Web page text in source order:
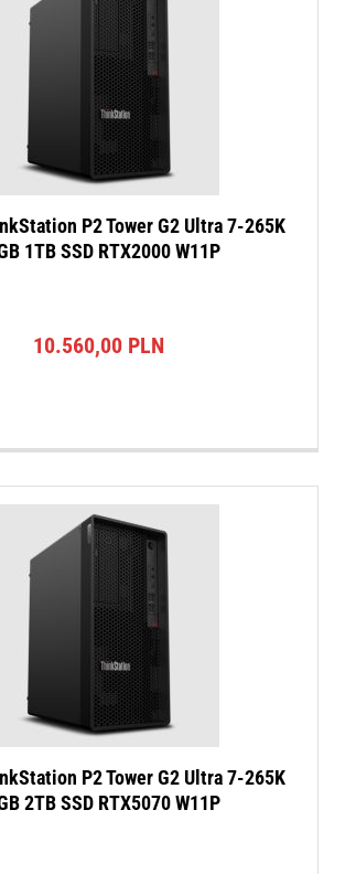
P2 Tower G2 Ultra 7-265K
1TB SSD RTX2000 W11P
10.560,00 PLN
P2 Tower G2 Ultra 7-265K
2TB SSD RTX5070 W11P